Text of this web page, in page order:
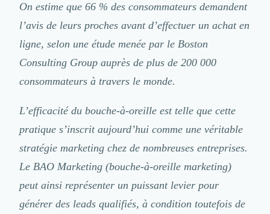
Teambuilding
Marque Employeur
Gestion paie
Qualité de Vie au Travail (QVT)
Portage Salarial
Marketplace de freelance
Logiciel SIRH
Logiciel de Gestion des Recrutements (ATS)
Solutions pour CSE
Marketing Digital
Inbound Marketing
Image de Marque & Branding
– Les 5 stratégies de bouche à oreille digital les plus efficaces pour générer des leads
On estime que 66 % des consommateurs demandent
l’avis de leurs proches avant d’effectuer un achat en
ligne, selon une étude menée par le Boston
Consulting Groupauprès de plus de 200 000
consommateurs à travers le monde.
L’efficacité du bouche-à-oreille est telle que cette
pratique s’inscrit aujourd’hui comme une véritable
stratégie marketing chez de nombreuses entreprises.
Le BAO Marketing (bouche-à-oreille marketing)
peut ainsi représenter un puissant levier pour
générer des leads qualifiés, à condition toutefois de